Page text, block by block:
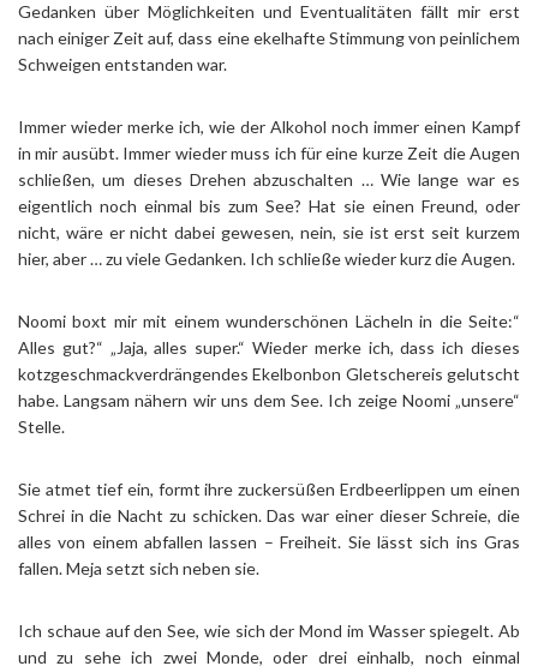
Gedanken über Möglichkeiten und Eventualitäten fällt mir erst
nach einiger Zeit auf, dass eine ekelhafte Stimmung von peinlichem
Schweigen entstanden war.
Immer wieder merke ich, wie der Alkohol noch immer einen Kampf
in mir ausübt. Immer wieder muss ich für eine kurze Zeit die Augen
schließen, um dieses Drehen abzuschalten … Wie lange war es
eigentlich noch einmal bis zum See? Hat sie einen Freund, oder
nicht, wäre er nicht dabei gewesen, nein, sie ist erst seit kurzem
hier, aber … zu viele Gedanken. Ich schließe wieder kurz die Augen.
Noomi boxt mir mit einem wunderschönen Lächeln in die Seite:“
Alles gut?“ „Jaja, alles super.“ Wieder merke ich, dass ich dieses
kotzgeschmackverdrängendes Ekelbonbon Gletschereis gelutscht
habe. Langsam nähern wir uns dem See. Ich zeige Noomi „unsere“
Stelle.
Sie atmet tief ein, formt ihre zuckersüßen Erdbeerlippen um einen
Schrei in die Nacht zu schicken. Das war einer dieser Schreie, die
alles von einem abfallen lassen – Freiheit. Sie lässt sich ins Gras
fallen. Meja setzt sich neben sie.
Ich schaue auf den See, wie sich der Mond im Wasser spiegelt. Ab
und zu sehe ich zwei Monde, oder drei einhalb, noch einmal